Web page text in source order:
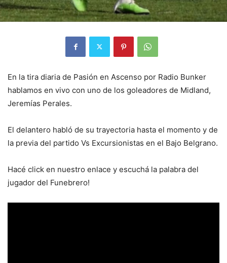
En la tira diaria de Pasión en Ascenso por Radio Bunker
hablamos en vivo con uno de los goleadores de Midland,
Jeremías Perales.
El delantero habló de su trayectoria hasta el momento y de
la previa del partido Vs Excursionistas en el Bajo Belgrano.
Hacé click en nuestro enlace y escuchá la palabra del
jugador del Funebrero!